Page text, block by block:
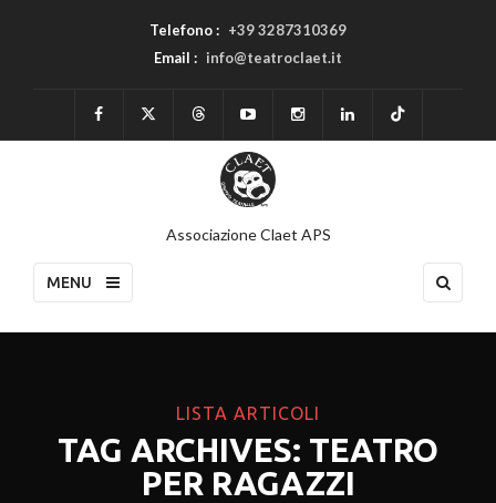
Telefono : +39 3287310369
Email : info@teatroclaet.it
Associazione Claet APS
MENU
LISTA ARTICOLI
TAG ARCHIVES: TEATRO
PER RAGAZZI